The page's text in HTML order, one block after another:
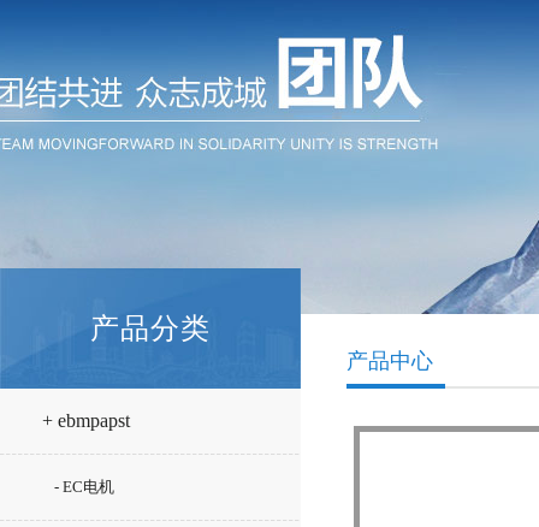
产品分类
+ ebmpapst
- EC电机
产品中心